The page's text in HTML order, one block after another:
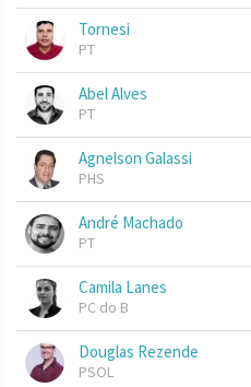
Tornesi
PT
Abel Alves
PT
Agnelson Galassi
PHS
André Machado
PT
Camila Lanes
PC do B
Douglas Rezende
PSOL